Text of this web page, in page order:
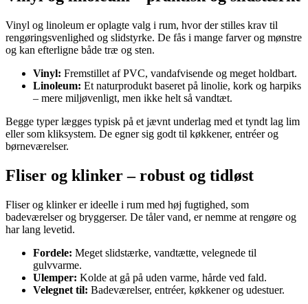
Vinyl og linoleum er oplagte valg i rum, hvor der stilles krav til
rengøringsvenlighed og slidstyrke. De fås i mange farver og mønstre
og kan efterligne både træ og sten.
Vinyl: Fremstillet af PVC, vandafvisende og meget holdbart.
Linoleum: Et naturprodukt baseret på linolie, kork og harpiks
– mere miljøvenligt, men ikke helt så vandtæt.
Begge typer lægges typisk på et jævnt underlag med et tyndt lag lim
eller som kliksystem. De egner sig godt til køkkener, entréer og
børneværelser.
Fliser og klinker – robust og tidløst
Fliser og klinker er ideelle i rum med høj fugtighed, som
badeværelser og bryggerser. De tåler vand, er nemme at rengøre og
har lang levetid.
Fordele: Meget slidstærke, vandtætte, velegnede til
gulvvarme.
Ulemper: Kolde at gå på uden varme, hårde ved fald.
Velegnet til: Badeværelser, entréer, køkkener og udestuer.